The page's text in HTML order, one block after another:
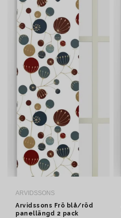
ARVIDSSONS
Arvidssons Frö blå/röd
panellängd 2 pack